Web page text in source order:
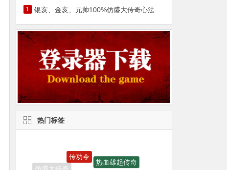
1 银亥、金亥、元帅100%仿盛大传奇心法猪年套装霸气降临
热门标签
装备升级大师